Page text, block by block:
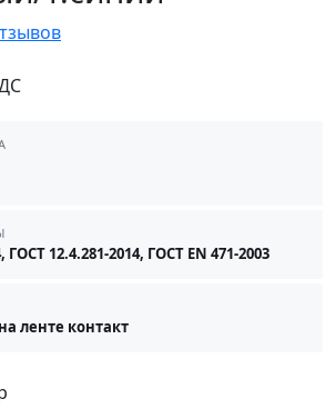
ГОСТ 12.4.281-2014, ГОСТ EN 471-2003
ленте контакт